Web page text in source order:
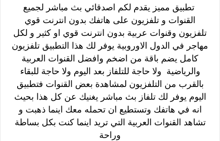
تطبيق مميز يقدم لكم اصدقائي بث مباشر لجميع
القنوات و تلفزيون على هاتفك بدون انترنت قوي
تلفزيون وقنوات عربية بدون انترنت قوي او كثير و لكل
مهاجر في الدول الاوروبية يوفر لك هذا التطبيق تلفزيون
كامل يضم باقة من اضخم وافضل القنوات العربية
والرياضية ولا حاجة للتلفاز بعد اليوم ولا حاجة للبقاء
بالقرب من التلفزيون لمشاهدة بعض القنوات فتطبيق
اليوم يوفر لك تلفاز بث مباشر يغنيك عن كل هذا بحيث
انه في هاتفك وتستطيع ان تحمله معك اينما ذهبت و
تشاهد القنوات العربية التي تريد اينما كنت بكل بساطة
وراحة